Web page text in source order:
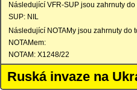
Následující VFR-SUP jsou zahrnuty
SUP: NIL
Následující NOTAMy jsou zahrnuty do
NOTAMem:
NOTAM: X1248/22
Ruská invaze na